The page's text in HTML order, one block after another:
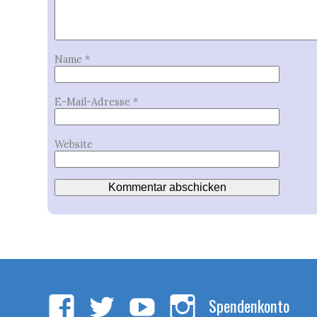
Name*
E-Mail-Adresse*
Website
Spendenkonto